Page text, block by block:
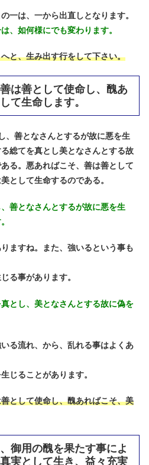
一は、一から出直しとなります。
、如何様にでも変わります。
と、生み出す行をして下さい。
は善として使命し、醜あ
て生命します。
、善となさんとするが故に悪を生
総てを真とし美となさんとする故
る。悪あればこそ、善は善として
として生命するのである。
善となさんとするが故に悪を生
ますね。また、強いるという事も
る事があります。
とし、美となさんとする故に偽を
る流れ、から、乱れる事はよくあ
じることがあります。
として使命し、醜あればこそ、美
御用の醜を果たす事によ
実として生き、益々充実